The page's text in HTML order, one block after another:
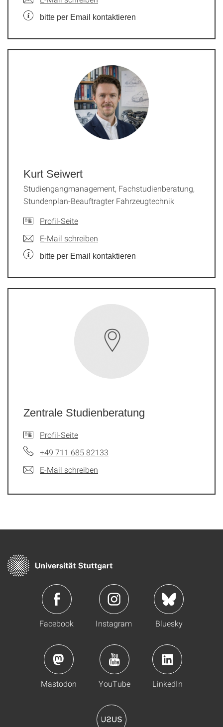
bitte per Email kontaktieren
Kurt Seiwert
Studiengangmanagement, Fachstudienberatung,
Stundenplan-Beauftragter Fahrzeugtechnik
Profil-Seite
E-Mail schreiben
bitte per Email kontaktieren
Zentrale Studienberatung
Profil-Seite
+49 711 685 82133
E-Mail schreiben
Facebook Instagram Bluesky
Mastodon YouTube LinkedIn